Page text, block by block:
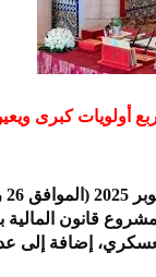
إضافة إلى عدد